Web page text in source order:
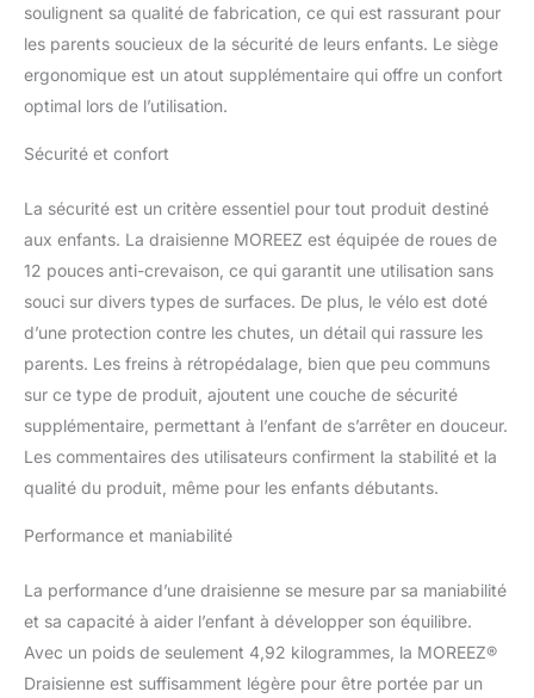
ergonomique est réglable
de 31 à 44 cm, idéale
mesurant environ 85 cm
l'équilibre pendant des
années avant le passage
SÉCURITÉ & GUIDON
360° – Conçu pour la
sécurité : le guidon
tourne à 360° pour se
coucher à plat en cas de
chocs contre la poitrine
(contrairement aux
guidons bloqués). Le
votre enfant. RÉSISTANT
(OUTDOOR) – Laissez-la
sous la pluie sans souci !
Contrairement aux
soulignent sa qualité de fabrication, ce qui est rassurant pour
les parents soucieux de la sécurité de leurs enfants. Le siège
ergonomique est un atout supplémentaire qui offre un confort
optimal lors de l’utilisation.
Sécurité et confort
La sécurité est un critère essentiel pour tout produit destiné
aux enfants. La draisienne MOREEZ est équipée de roues de
12 pouces anti-crevaison, ce qui garantit une utilisation sans
souci sur divers types de surfaces. De plus, le vélo est doté
d’une protection contre les chutes, un détail qui rassure les
parents. Les freins à rétropédalage, bien que peu communs
sur ce type de produit, ajoutent une couche de sécurité
supplémentaire, permettant à l’enfant de s’arrêter en douceur.
Les commentaires des utilisateurs confirment la stabilité et la
qualité du produit, même pour les enfants débutants.
Performance et maniabilité
La performance d’une draisienne se mesure par sa maniabilité
et sa capacité à aider l’enfant à développer son équilibre.
Avec un poids de seulement 4,92 kilogrammes, la MOREEZ®
Draisienne est suffisamment légère pour être portée par un